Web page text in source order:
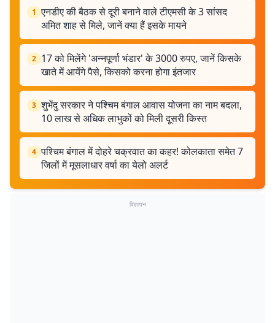
1 एनडीए की बैठक से दूरी बनाने वाले टीएमसी के 3 सांसद
अमित शाह से मिले, जानें क्या हैं इसके मायने
2 17 को मिलेंगे 'अन्नपूर्णा भंडार' के 3000 रुपए, जानें किसके
खाते में आयेंगे पैसे, किसको करना होगा इंतजार
3 शुभेंदु सरकार ने पश्चिम बंगाल आवास योजना का नाम बदला,
10 लाख से अधिक लाभुकों को मिली दूसरी किस्त
4 पश्चिम बंगाल में दोहरे चक्रवात का कहर! कोलकाता समेत 7
जिलों में मूसलाधार वर्षा का येलो अलर्ट
विज्ञापन